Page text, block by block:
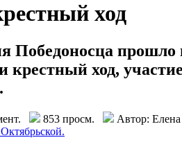
ход
Победоносца
ход,
853 просм. Автор: